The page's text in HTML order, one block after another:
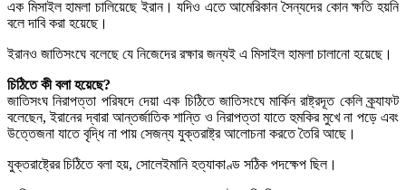
এক মিসাইল হামলা চালিয়েছে ইরান। যদিও এতে আমেরিকান সৈন্যদের কোন ক্ষতি হয়নি
বলে দাবি করা হয়েছে।
ইরানও জাতিসংঘে বলেছে যে নিজেদের রক্ষার জন্যই এ মিসাইল হামলা চালানো হয়েছে।
চিঠিতে কী বলা হয়েছে?
জাতিসংঘ নিরাপত্তা পরিষদে দেয়া এক চিঠিতে জাতিসংঘে মার্কিন রাষ্ট্রদূত কেলি ক্র্যাফট
বলেছেন, ইরানের দ্বারা আন্তর্জাতিক শান্তি ও নিরাপত্তা যাতে হুমকির মুখে না পড়ে এবং
উত্তেজনা যাতে বৃদ্ধি না পায় সেজন্য যুক্তরাষ্ট্র আলোচনা করতে তৈরি আছে।
যুক্তরাষ্ট্রের চিঠিতে বলা হয়, সোলেইমানি হত্যাকাণ্ড সঠিক পদক্ষেপ ছিল।